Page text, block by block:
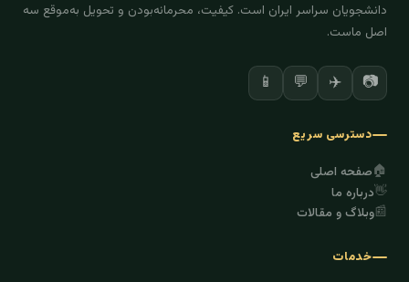
دانشجویان سراسر ایران است. کیفیت، محرمانه‌بودن و تحویل به‌موقع سه
اصل ماست.
📷
✈️
💬
📱
دسترسی سریع
🏠صفحه اصلی
👋درباره ما
📰وبلاگ و مقالات
خدمات